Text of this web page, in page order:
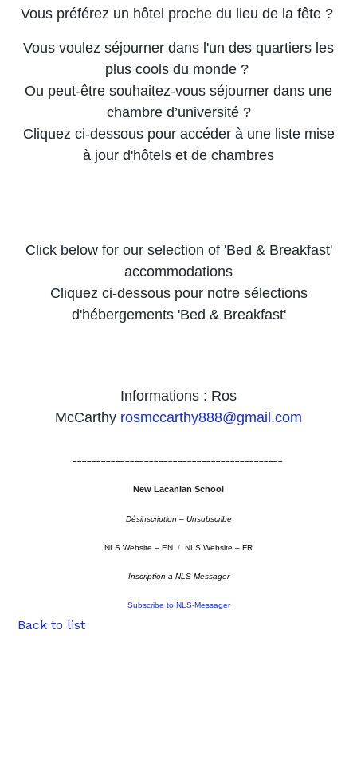
Vous préférez un hôtel proche du lieu de la fête ?
Vous voulez séjourner dans l'un des quartiers les
plus cools du monde ?
Ou peut-être souhaitez-vous séjourner dans une
chambre d’université ?
Cliquez ci-dessous pour accéder à une liste mise
à jour d'hôtels et de chambres
Click below for our selection of 'Bed & Breakfast'
accommodations
Cliquez ci-dessous pour notre sélections
d'hébergements 'Bed & Breakfast'
Informations : Ros
McCarthy rosmccarthy888@gmail.com
––––––––––––––––––––––––––––––––––––––––––––
New Lacanian School
Désinscription – Unsubscribe
NLS Website – EN / NLS Website – FR
Inscription à NLS-Messager
Subscribe to NLS-Messager
Back to list